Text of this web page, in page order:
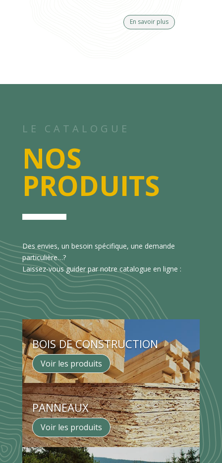
En savoir plus
LE CATALOGUE
NOS
PRODUITS
Des envies, un besoin spécifique, une demande
particulière…?
Laissez-vous guider par notre catalogue en ligne :
BOIS DE CONSTRUCTION
Voir les produits
PANNEAUX
Voir les produits